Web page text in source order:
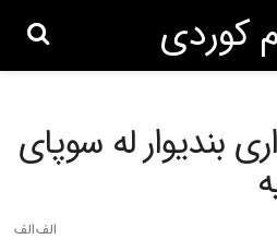
بندیوار له‌ سوپای